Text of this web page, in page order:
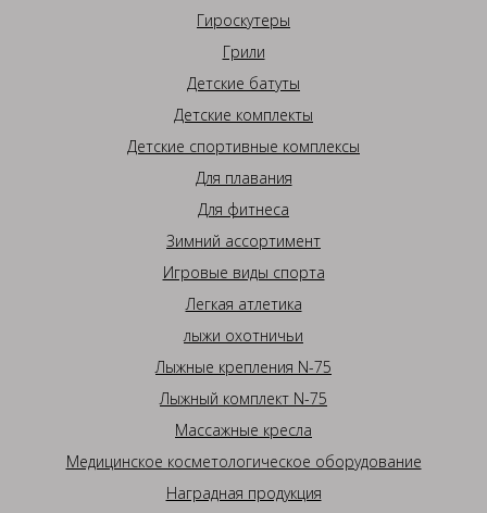
Гироскутеры
Грили
Детские батуты
Детские комплекты
Детские спортивные комплексы
Для плавания
Для фитнеса
Зимний ассортимент
Игровые виды спорта
Легкая атлетика
лыжи охотничьи
Лыжные крепления N-75
Лыжный комплект N-75
Массажные кресла
Медицинское косметологическое оборудование
Наградная продукция